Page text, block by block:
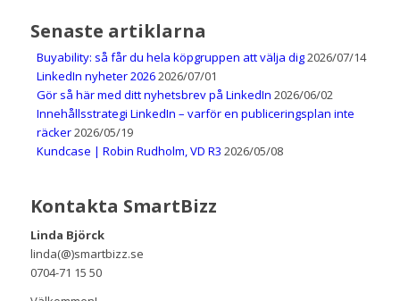
Senaste artiklarna
Buyability: så får du hela köpgruppen att välja dig2026/07/14
LinkedIn nyheter 20262026/07/01
Gör så här med ditt nyhetsbrev på LinkedIn 2026/06/02
Innehållsstrategi LinkedIn – varför en publiceringsplan inte
räcker2026/05/19
Kundcase | Robin Rudholm, VD R3 2026/05/08
Kontakta SmartBizz
Linda Björck
linda(@)smartbizz.se
0704-71 15 50